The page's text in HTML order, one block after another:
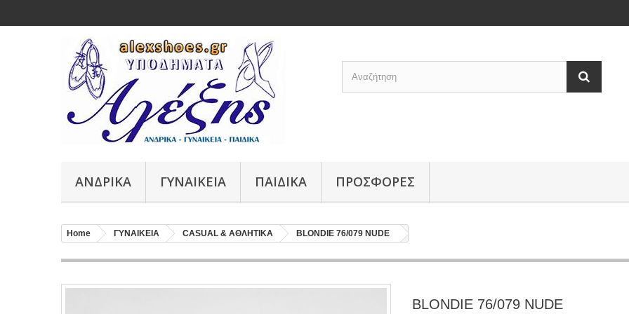
ΑΝΔΡΙΚΑ ΓΥΝΑΙΚΕΙΑ ΠΑΙΔΙΚΑ ΠΡΟΣΦΟΡΕΣ
Home ΓΥΝΑΙΚΕΙΑ CASUAL & ΑΘΛΗΤΙΚΑ BLONDIE 76/079 NUDE
BLONDIE 76/079 NUDE